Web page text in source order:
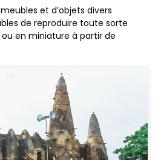
et d’objets divers
de reproduire toute sorte
en miniature à partir de